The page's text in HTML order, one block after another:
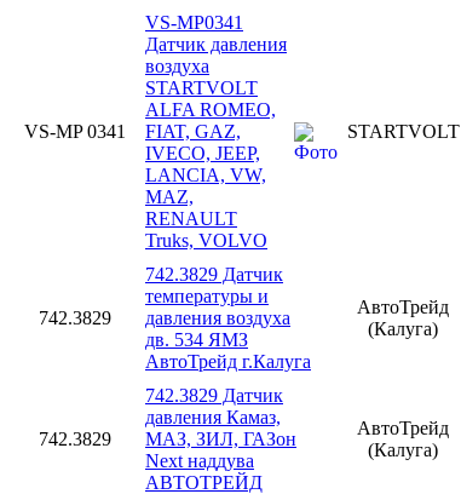
VS-MP 0341
VS-MP0341
Датчик давления
воздуха
STARTVOLT
ALFA ROMEO,
FIAT, GAZ,
IVECO, JEEP,
LANCIA, VW,
MAZ,
RENAULT
Truks, VOLVO
STARTVOLT
742.3829
742.3829 Датчик
температуры и
давления воздуха
дв. 534 ЯМЗ
АвтоТрейд г.Калуга
АвтоТрейд
(Калуга)
742.3829
742.3829 Датчик
давления Камаз,
МАЗ, ЗИЛ, ГАЗон
Next наддува
АВТОТРЕЙД
АвтоТрейд
(Калуга)